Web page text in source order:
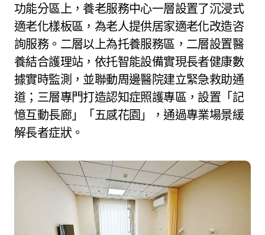
功能分區上，養老服務中心一層設置了沉浸式
適老化樣板區，為老人提供居家適老化改造咨
詢服務。二層以上為托養服務區，二層設置醫
養結合護理站，依托智能設備實現長者健康數
據實時監測，並聯動周邊醫院建立緊急救助通
道；三層專門打造認知症照護專區，設置「記
憶互動長廊」「五感花園」，通過專業場景緩
解長者症狀。